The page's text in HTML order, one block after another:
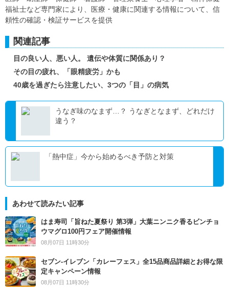
福祉士など専門家により、医療・健康に関連する情報について、信
頼性の確認・検証サービスを提供
関連記事
目の良い人、悪い人。 遺伝や体質に関係あり？
その目の疲れ、「眼精疲労」かも
40歳を過ぎたら注意したい、3つの「目」の病気
うなぎ味のなまず…？ うなぎとなまず、どれだけ
違う？
「熱中症」今から始めるべき予防と対策
あわせて読みたい記事
はま寿司「旨ねた夏祭り 第3弾」大葉ニンニク香るビンチョ
ウマグロ100円フェア開催情報
08月07日 11時30分
セブン‐イレブン「カレーフェス」全15品商品詳細とお得な限
定キャンペーン情報
08月07日 11時30分